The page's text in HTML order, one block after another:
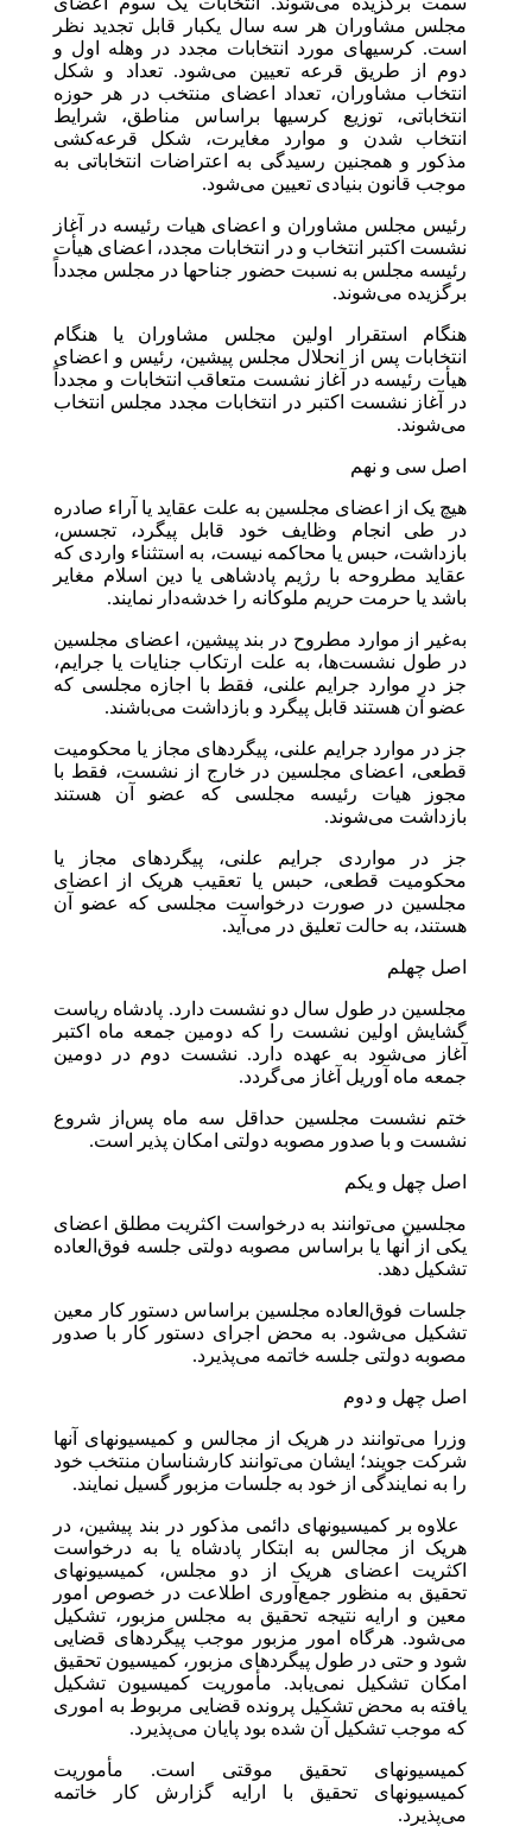
مجلس مشاوران هر سه سال یکبار قابل تجدید نظر
است. کرسیهای مورد انتخابات مجدد در وهله اول و
دوم از طریق قرعه تعیین می‌شود. تعداد و شکل
انتخاب مشاوران، تعداد اعضای منتخب در هر حوزه
انتخاباتی، توزیع کرسیها براساس مناطق، شرایط
انتخاب شدن و موارد مغایرت، شکل قرعه‌کشی
مذکور و همجنین رسیدگی به اعتراضات انتخاباتی به
موجب قانون بنیادی تعیین می‌شود.
رئیس مجلس مشاوران و اعضای هیات رئیسه در آغاز
نشست اکتبر انتخاب و در انتخابات مجدد، اعضای هیأت
رئیسه مجلس به نسبت حضور جناحها در مجلس مجدداً
برگزیده می‌شوند.
هنگام استقرار اولین مجلس مشاوران یا هنگام
انتخابات پس از انحلال مجلس پیشین، رئیس و اعضای
هیأت رئیسه در آغاز نشست متعاقب انتخابات و مجدداً
در آغاز نشست اکتبر در انتخابات مجدد مجلس انتخاب
می‌شوند.
اصل سی و نهم
هیچ یک از اعضای مجلسین به علت عقاید یا آراء صادره
در طی انجام وظایف خود قابل پیگرد، تجسس،
بازداشت، حبس یا محاکمه نیست، به استثناء واردی که
عقاید مطروحه با رژیم پادشاهی یا دین اسلام مغایر
باشد یا حرمت حریم ملوکانه را خدشه‌دار نمایند.
به‌غیر از موارد مطروح در بند پیشین، اعضای مجلسین
در طول نشست‌ها، به علت ارتکاب جنایات یا جرایم،
جز در موارد جرایم علنی، فقط با اجازه مجلسی که
عضو آن هستند قابل پیگرد و بازداشت می‌باشند.
جز در موارد جرایم علنی، پیگردهای مجاز یا محکومیت
قطعی، اعضای مجلسین در خارج از نشست، فقط با
مجوز هیات رئیسه مجلسی که عضو آن هستند
بازداشت می‌شوند.
جز در مواردی جرایم علنی، پیگردهای مجاز یا
محکومیت قطعی، حبس یا تعقیب هریک از اعضای
مجلسین در صورت درخواست مجلسی که عضو آن
هستند، به حالت تعلیق در می‌آید.
اصل چهلم
مجلسین در طول سال دو نشست دارد. پادشاه ریاست
گشایش اولین نشست را که دومین جمعه ماه اکتبر
آغاز می‌شود به عهده دارد. نشست دوم در دومین
جمعه ماه آوریل آغاز می‌گردد.
ختم نشست مجلسین حداقل سه ماه پس‌از شروع
نشست و با صدور مصوبه دولتی امکان پذیر است.
اصل چهل و یکم
مجلسین می‌توانند به درخواست اکثریت مطلق اعضای
یکی از آنها یا براساس مصوبه دولتی جلسه فوق‌العاده
تشکیل دهد.
جلسات فوق‌العاده مجلسین براساس دستور کار معین
تشکیل می‌شود. به محض اجرای دستور کار با صدور
مصوبه دولتی جلسه خاتمه می‌پذیرد.
اصل چهل و دوم
وزرا می‌توانند در هریک از مجالس و کمیسیونهای آنها
شرکت جویند؛ ایشان می‌توانند کارشناسان منتخب خود
را به نمایندگی از خود به جلسات مزبور گسیل نمایند.
‎‎علاوه بر کمیسیونهای دائمی مذکور در بند پیشین، در
هریک از مجالس به ابتکار پادشاه یا به درخواست
اکثریت اعضای هریک از دو مجلس، کمیسیونهای
تحقیق به منظور جمع‌آوری اطلاعت در خصوص امور
معین و ارایه نتیجه تحقیق به مجلس مزبور، تشکیل
می‌شود. هرگاه امور مزبور موجب پیگردهای قضایی
شود و حتی در طول پیگردهای مزبور، کمیسیون تحقیق
امکان تشکیل نمی‌یابد. مأموریت کمیسیون تشکیل
یافته به محض تشکیل پرونده قضایی مربوط به اموری
که موجب تشکیل آن شده بود پایان می‌پذیرد.
کمیسیونهای تحقیق موقتی است. مأموریت
کمیسیونهای تحقیق با ارایه گزارش کار خاتمه
می‌پذیرد.